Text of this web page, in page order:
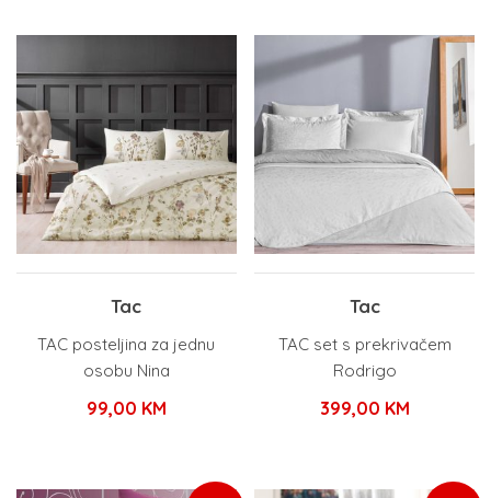
Tac
TAC posteljina za jednu
osobu Nina
99,00 KM
Tac
TAC set s prekrivačem
Rodrigo
399,00 KM